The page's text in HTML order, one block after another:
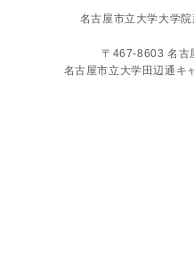
名古屋市立大学大学
〒467-8603 名古
名古屋市立大学田辺通キ